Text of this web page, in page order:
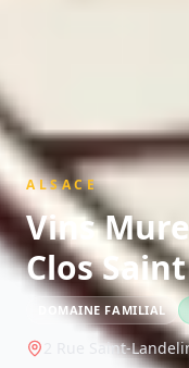
ALSACE
Vins
Clos
DOMAINE FAMILIAL
2 Rue Saint-